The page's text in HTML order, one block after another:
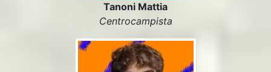
Tanoni Mattia
Centrocampista